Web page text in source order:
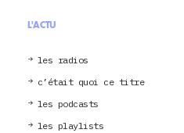
L'ACTU
les radios
c’était quoi ce titre
les podcasts
les playlists